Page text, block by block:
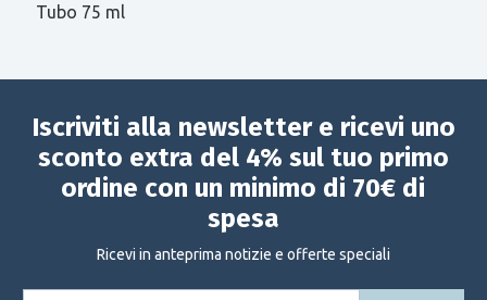
Tubo 75 ml
Iscriviti alla newsletter e ricevi uno
sconto extra del 4% sul tuo primo
ordine con un minimo di 70€ di
spesa
Ricevi in anteprima notizie e offerte speciali